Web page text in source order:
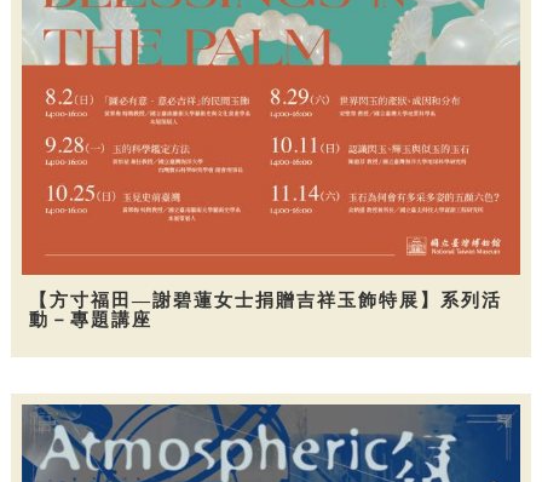
【方寸福田—謝碧蓮女士捐贈吉祥玉飾特展】系列活
動－專題講座